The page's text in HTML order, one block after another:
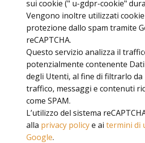
sui cookie (" u-gdpr-cookie"
Vengono inoltre utilizzati
protezione dallo spam tramite
reCAPTCHA.
Questo servizio analizza il
potenzialmente contenente
degli Utenti, al fine di filtrarlo da
traffico, messaggi e contenuti
come SPAM.
L’utilizzo del sistema
alla privacy policye ai termini di
Google.